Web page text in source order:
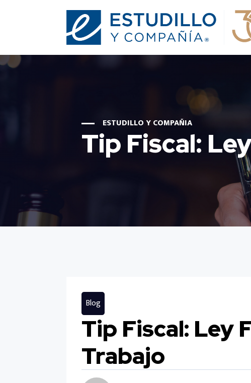
ESTUDILLO Y COMPAÑIA
Tip Fiscal:
Blog
Tip Fiscal: Ley
Trabajo